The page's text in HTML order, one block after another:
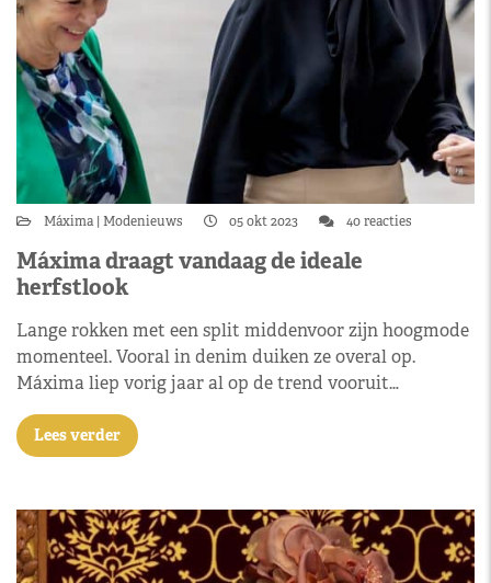
Máxima Modenieuws 05 okt 2023 40 reacties
Máxima draagt vandaag de ideale
herfstlook
Lange rokken met een split middenvoor zijn hoogmode
momenteel. Vooral in denim duiken ze overal op.
Máxima liep vorig jaar al op de trend vooruit…
Lees verder